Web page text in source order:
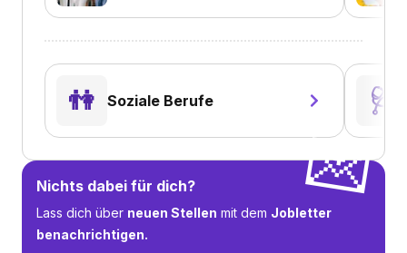
👫 Soziale Berufe 🩺
💌
Nichts dabei für dich?
Lass dich über neuen Stellen mit dem Jobletter
benachrichtigen.